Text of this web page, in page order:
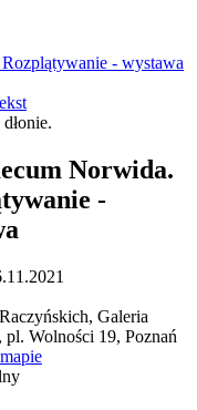
- wystawa
Norwida.
-
Galeria
pl. Wolności 19, Poznań